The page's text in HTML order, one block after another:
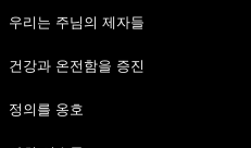
우리는 주님의 제자들
건강과 온전함을 증진
정의를 옹호